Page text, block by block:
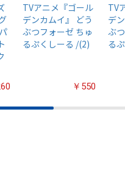
TVアニメ『ゴール
デンカムイ』 どう
ぶつフォーゼ ちゅ
るぷくしーる /(2)
￥550
TV
デ
ぶ
る